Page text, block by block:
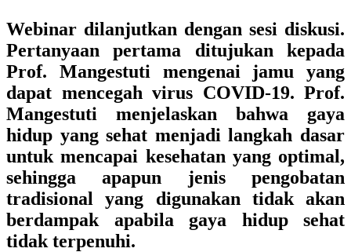
Webinar dilanjutkan dengan sesi diskusi.
Pertanyaan pertama ditujukan kepada
Prof. Mangestuti mengenai jamu yang
dapat mencegah virus COVID-19. Prof.
Mangestuti menjelaskan bahwa gaya
hidup yang sehat menjadi langkah dasar
untuk mencapai kesehatan yang optimal,
sehingga apapun jenis pengobatan
tradisional yang digunakan tidak akan
berdampak apabila gaya hidup sehat
tidak terpenuhi.